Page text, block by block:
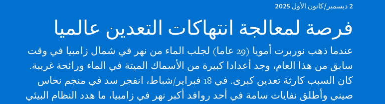
2 ديسمبر/كانون الأول 2025
فرصة لمعالجة انتهاكات التعدين عالميا
عندما ذهب نوربرت أمويا (29 عاما) لجلب الماء من نهر في شمال زامبيا في وقت
سابق من هذا العام، وجد أعدادا كبيرة من الأسماك الميتة في الماء ورائحة غريبة.
كان السبب كارثة تعدين كبرى. في 18 فبراير/شباط، انفجر سد في منجم نحاس
صيني وأطلق نفايات سامة في أحد روافد أكبر نهر في زامبيا، ما هدد النظام البيئي